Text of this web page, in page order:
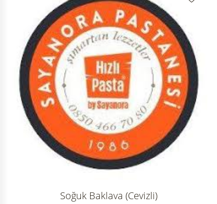
Soğuk Baklava (Cevizli)